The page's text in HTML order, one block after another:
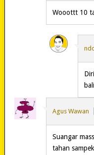
Wooottt 10
Agus Wawan
Suangar
tahan